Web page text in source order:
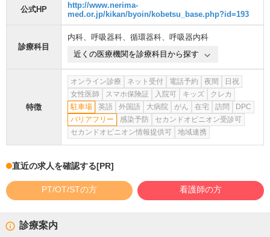
公式HP
http://www.nerima-
med.or.jp/kikan/byoin/kobetsu_base.php?id=193
診療科目
内科、 呼吸器科、 循環器科、 呼吸器内科
近くの医療機関を診療科目から探す
特徴
オンライン診療 ネット受付 電話予約 夜間
日祝
女性医師
スマホ保険証 入院可 キッズ
クレカ
駐車場
英語 外国語 大病院 がん 在宅 訪問
DPC
バリアフリー
感染予防
セカンドオピニオン受診可
セカンドオピニオン情報提供可
地域連携
直近の求人を確認する[PR]
PT/OT/STの方 看護師の方
診療案内